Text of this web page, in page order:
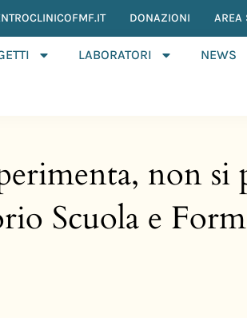
DONAZIONI AREA
LABORATORI NEWS
non si
Scuola e